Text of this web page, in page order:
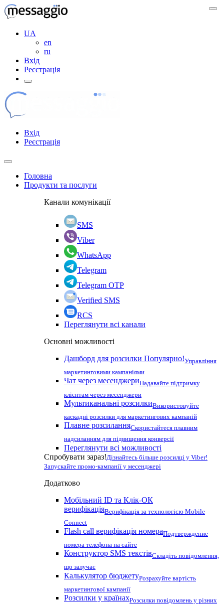
UA
en
ru
Вхід
Реєстрація
Вхід
Реєстрація
Головна
Продукти та послуги
Канали комунікації
SMS
Viber
WhatsApp
Telegram
Telegram OTP
Verified SMS
RCS
Переглянути всі канали
Основні можливості
Дашборд для розсилки Популярно!Управління
маркетинговими кампаніями
Чат через месенджериНадавайте підтримку
клієнтам через месенджери
Мультиканальні розсилкиВикористовуйте
каскадні розсилки для маркетингових кампаній
Плавне розсиланняСкористайтеся плавним
надсиланням для підвищення конверсії
Переглянути всі можливості
Спробувати зараз!Дізнайтесь більше розсилці у Viber!
Запускайте промо-кампанії у месенджері
Додатково
Мобільний ID та Клік-ОК
верифікаціяВерифікація за технологією Mobile
Connect
Flash call верифікація номераПодтверждение
номера телефона на сайте
Конструктор SMS текстівСкладіть повідомлення,
що залучає
Калькулятор бюджетуРозрахуйте вартість
маркетингової кампанії
Розсилки у країнахРозсилки повідомлень у різних